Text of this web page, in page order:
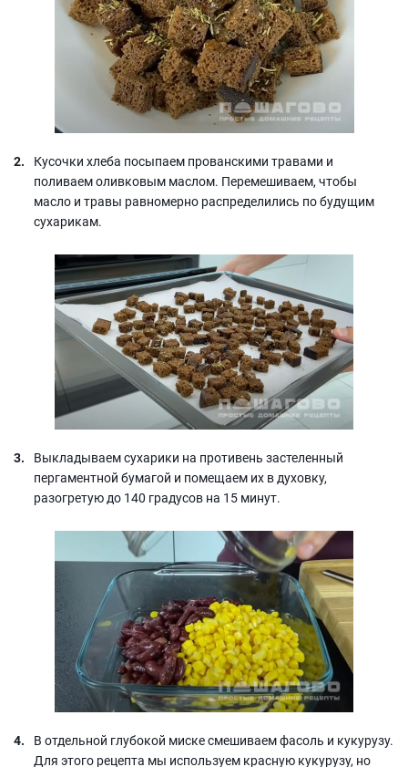
Кусочки хлеба посыпаем прованскими травами и
поливаем оливковым маслом. Перемешиваем, чтобы
масло и травы равномерно распределились по будущим
сухарикам.
Выкладываем сухарики на противень застеленный
пергаментной бумагой и помещаем их в духовку,
разогретую до 140 градусов на 15 минут.
В отдельной глубокой миске смешиваем фасоль и кукурузу.
Для этого рецепта мы используем красную кукурузу, но